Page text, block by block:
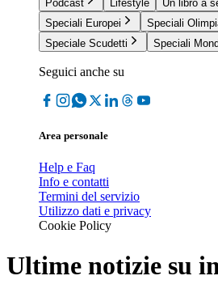
Podcast
Lifestyle
Un libro a
Speciali Europei
Speciali
Speciale Scudetti
Speciali
Seguici anche su
Area personale
Help e Faq
Info e contatti
Termini del servizio
Utilizzo dati e privacy
Cookie Policy
Ultime notizie su